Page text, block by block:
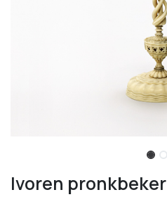
Ivoren pronkbeker